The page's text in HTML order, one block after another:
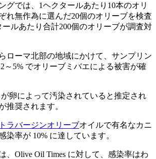
グでは、1ヘクタールあたり10本のオリ
れ無作為に選んだ20個のオリーブを検査
ールあたり合計200個のオリーブが調査対
ローマ北部の地域にかけて、サンプリン
～5% でオリーブミバエによる被害が確
卵によって汚染されていると推定され
推奨されます。
ラバージンオリーブオイルで有名なカニ
染率が 10% に達しています。
、Olive Oil Times に対して、感染率はわ